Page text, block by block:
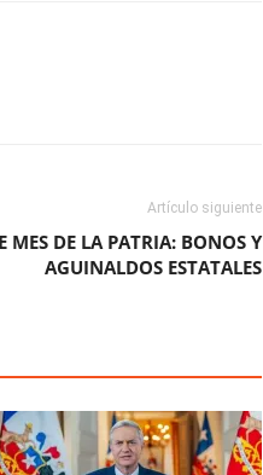
Artículo siguiente
MES DE LA PATRIA: BONOS Y
AGUINALDOS ESTATALES